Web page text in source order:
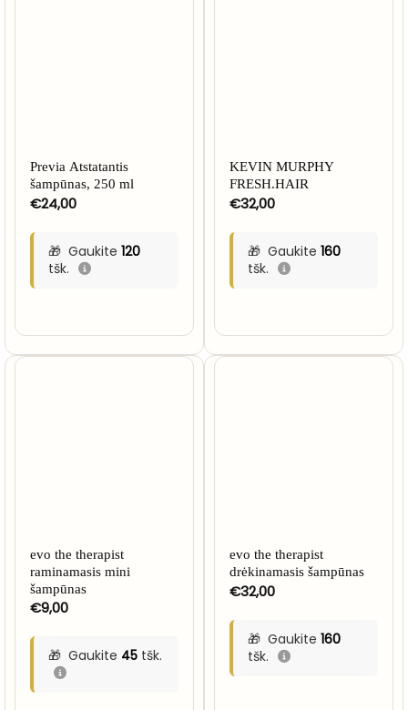
Previa Atstatantis
šampūnas, 250 ml
€24,00
Gaukite 120
tšk.
KEVIN MURPHY
FRESH.HAIR
€32,00
Gaukite 160
tšk.
evo the therapist
raminamasis mini
šampūnas
€9,00
Gaukite 45tšk.
evo the therapist
drėkinamasis šampūnas
€32,00
Gaukite 160
tšk.